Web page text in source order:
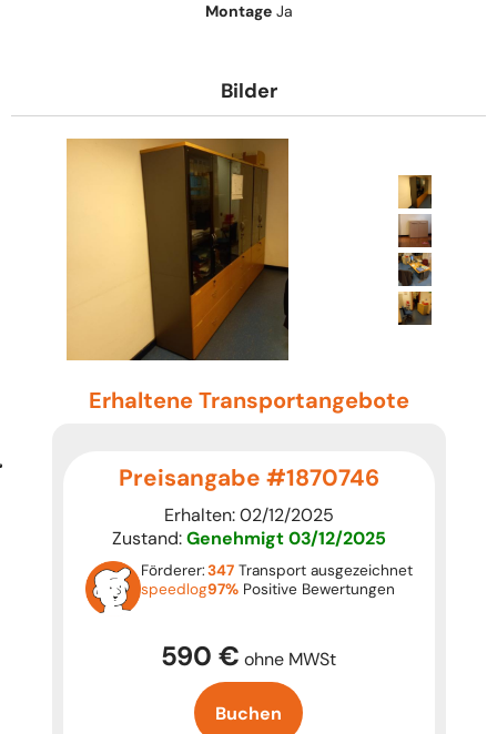
Erhaltene Transportangebote
Preisangabe #1870746
Erhalten: 02/12/2025
Zustand:Genehmigt03/12/2025
Förderer:
speedlog
347Transport ausgezeichnet
97%Positive Bewertungen
590 € ohne MWSt
Buchen
MontageJa
Bilder